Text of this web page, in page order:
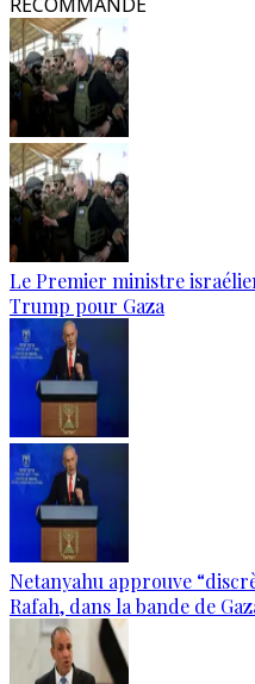
Le Premier ministre
Trump pour Gaza
Netanyahu approuve
Rafah, dans la bande de